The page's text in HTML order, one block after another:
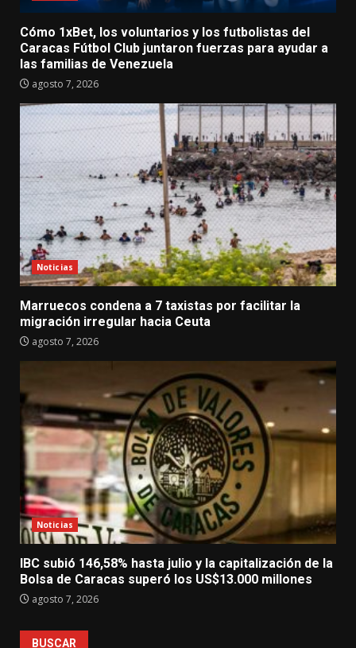
Cómo 1xBet, los voluntarios y los futbolistas del
Caracas Fútbol Club juntaron fuerzas para ayudar a
las familias de Venezuela
agosto 7, 2026
Noticias
Marruecos condena a 7 taxistas por facilitar la
migración irregular hacia Ceuta
agosto 7, 2026
Noticias
IBC subió 146,58% hasta julio y la capitalización de la
Bolsa de Caracas superó los US$13.000 millones
agosto 7, 2026
BUSCAR